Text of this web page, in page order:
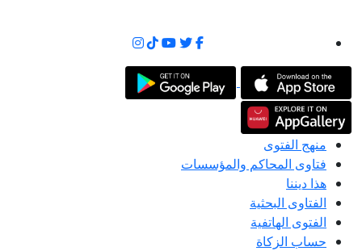
منهج الفتوى
فتاوى المحاكم والمؤسسات
هذا ديننا
الفتاوى البحثية
الفتوى الهاتفية
حساب الزكاة